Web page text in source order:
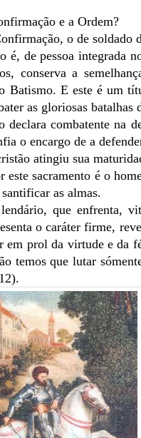
e a Ordem?
o de soldado
de pessoa integrada
conserva a
Batismo. E este é um
as gloriosas batalhas
combatente na
o encargo de a
atingiu sua
sacramento é o
as almas.
que enfrenta,
o caráter firme,
prol da virtude e da
temos que lutar